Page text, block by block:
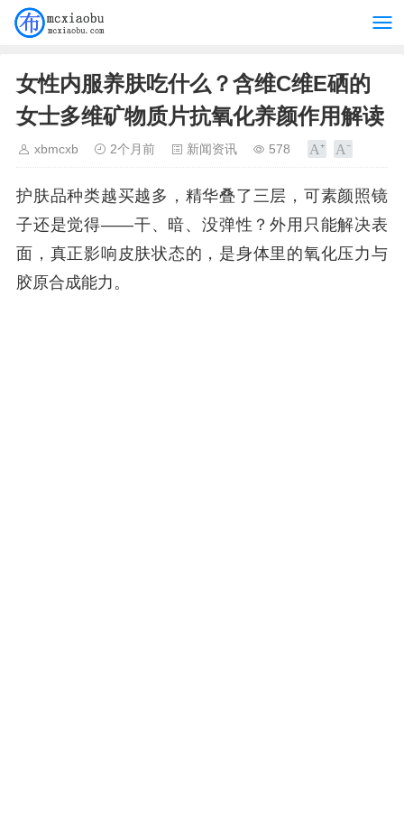
女性内服养肤吃什么？含维C维E硒的
女士多维矿物质片抗氧化养颜作用解读
xbmcxb 2个月前 新闻资讯 578
护肤品种类越买越多，精华叠了三层，可素颜照镜
子还是觉得——干、暗、没弹性？外用只能解决表
面，真正影响皮肤状态的，是身体里的氧化压力与
胶原合成能力。